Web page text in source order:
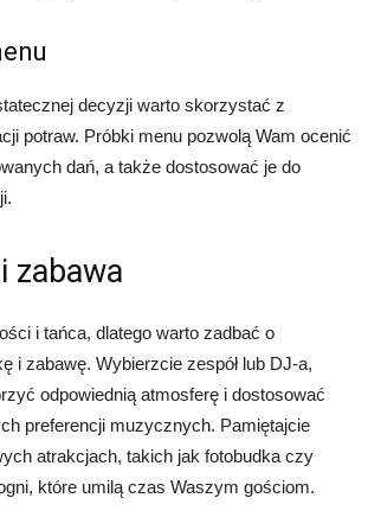
decyzji warto skorzystać z
potraw. Próbki menu pozwolą Wam ocenić
dań, a także dostosować je do
zabawa
i tańca, dlatego warto zadbać o
i zabawę. Wybierzcie zespół lub DJ-a,
odpowiednią atmosferę i dostosować
preferencji muzycznych. Pamiętajcie
atrakcjach, takich jak fotobudka czy
które umilą czas Waszym gościom.